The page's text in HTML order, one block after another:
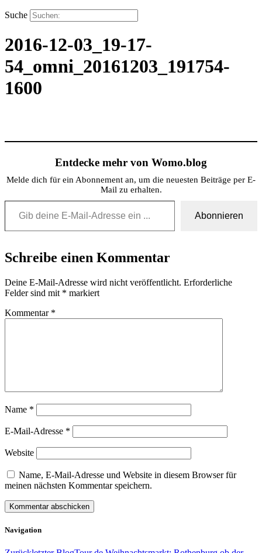
Suche
2016-12-03_19-17-
54_omni_20161203_191754-
1600
Entdecke mehr von Womo.blog
Melde dich für ein Abonnement an, um die neuesten Beiträge per E-
Mail zu erhalten.
Gib deine E-Mail-Adresse ein ...
Abonnieren
Schreibe einen Kommentar
Deine E-Mail-Adresse wird nicht veröffentlicht. Erforderliche
Felder sind mit * markiert
Kommentar *
Name *
E-Mail-Adresse *
Website
Name, E-Mail-Adresse und Website in diesem Browser für
meinen nächsten Kommentar speichern.
Navigation